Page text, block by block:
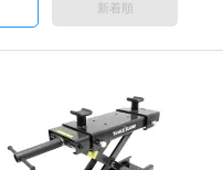
新着順